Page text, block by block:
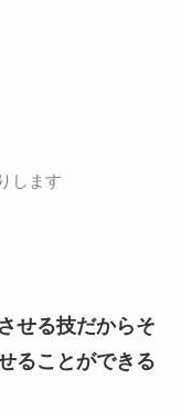
します
せる技だからそ
ることができる